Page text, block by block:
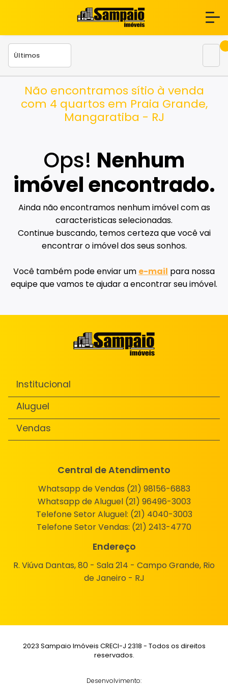
Não encontramos sítio à venda
com 4 quartos em Praia Grande,
Mangaratiba - RJ
Ops! Nenhum
imóvel encontrado.
Ainda não encontramos nenhum imóvel com as
caracteristicas selecionadas.
Continue buscando, temos certeza que você vai
encontrar o imóvel dos seus sonhos.
Você também pode enviar um e-mail para nossa
equipe que vamos te ajudar a encontrar seu imóvel.
Institucional
Aluguel
Vendas
Central de Atendimento
Whatsapp de Vendas (21) 98156-6883
Whatsapp de Aluguel (21) 96496-3003
Telefone Setor Aluguel: (21) 4040-3003
Telefone Setor Vendas: (21) 2413-4770
Endereço
R. Viúva Dantas, 80 - Sala 214 - Campo Grande, Rio
de Janeiro - RJ
2023 Sampaio Imóveis CRECI-J 2318 - Todos os direitos
reservados.
Desenvolvimento: